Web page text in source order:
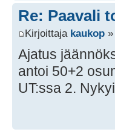
Re: Paavali
Kirjoittaja kaukop
Ajatus
antoi 50+2
UT:ssa 2.